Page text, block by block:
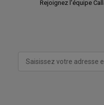
Rejoignez l'équipe